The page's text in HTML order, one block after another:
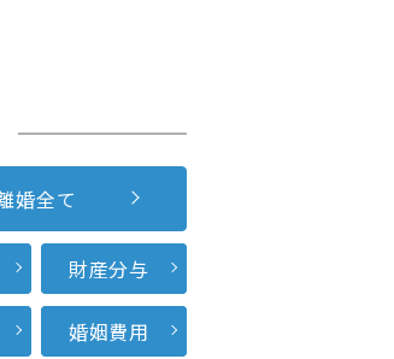
婚全て
財産分与
婚姻費用